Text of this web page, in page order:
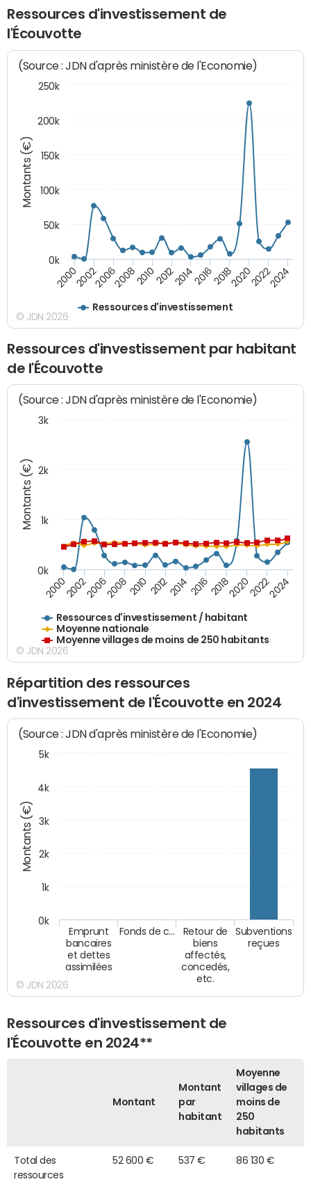
Ressources d'investissement de
l'Écouvotte
Montants (€)
(Source : JDN d'après ministère de l'Economie)
Ressources d'investissement
200020022006200820102012201420162018202020222024
0k
50k
100k
150k
200k
250k
© JDN 2026
Ressources d'investissement par habitant
de l'Écouvotte
Montants (€)
(Source : JDN d'après ministère de l'Economie)
Ressources d'investissement / habitant
Moyenne nationale
Moyenne villages de moins de 250 habitants
20002002200620082010 2012201420162018202020222024
0k
1k
2k
3k
© JDN 2026
Répartition des ressources
d'investissement de l'Écouvotte en 2024
Montants (€)
(Source : JDN d'après ministère de l'Economie)
Emprunt
bancaires
et dettes
assimilées
Fonds de c…
Retour de
biens
affectés,
concedés,
etc.
Subventions
reçues
0k
1k
2k
3k
4k
5k
© JDN 2026
Ressources d'investissement de
l'Écouvotte en 2024**
Montant
Montant
par
habitant
Moyenne
villages de
moins de
250
habitants
Total des
ressources
52 600 € 537 € 86 130 €